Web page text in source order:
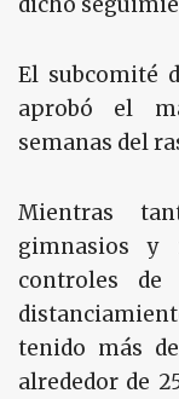
El subcomité
aprobó el
semanas del
Mientras
gimnasios y
controles de
tenido más
alrededor de